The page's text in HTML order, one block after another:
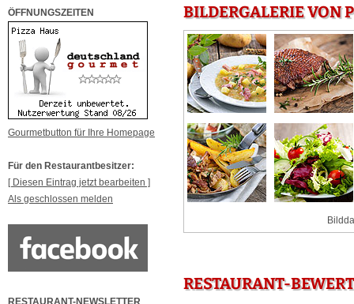
ÖFFNUNGSZEITEN
Gourmetbutton für Ihre Homepage
Für den Restaurantbesitzer:
[ Diesen Eintrag jetzt bearbeiten ]
Als geschlossen melden
RESTAURANT-NEWSLETTER
BILDERGALERIE VON
RESTAURANT-